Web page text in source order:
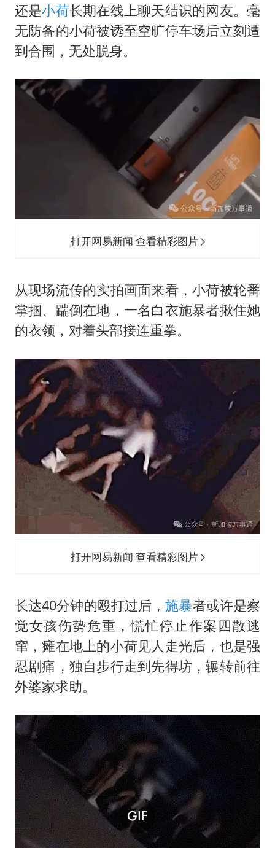
还是小荷长期在线上聊天结识的网友。毫
无防备的小荷被诱至空旷停车场后立刻遭
到合围，无处脱身。
打开网易新闻 查看精彩图片
从现场流传的实拍画面来看，小荷被轮番
掌掴、踹倒在地，一名白衣施暴者揪住她
的衣领，对着头部接连重拳。
打开网易新闻 查看精彩图片
长达40分钟的殴打过后，施暴者或许是察
觉女孩伤势危重，慌忙停止作案四散逃
窜，瘫在地上的小荷见人走光后，也是强
忍剧痛，独自步行走到先得坊，辗转前往
外婆家求助。